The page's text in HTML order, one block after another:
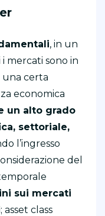
, in un
mercati sono in
una certa
economica
un alto grado
settoriale,
l’ingresso
del
sui mercati
; asset class